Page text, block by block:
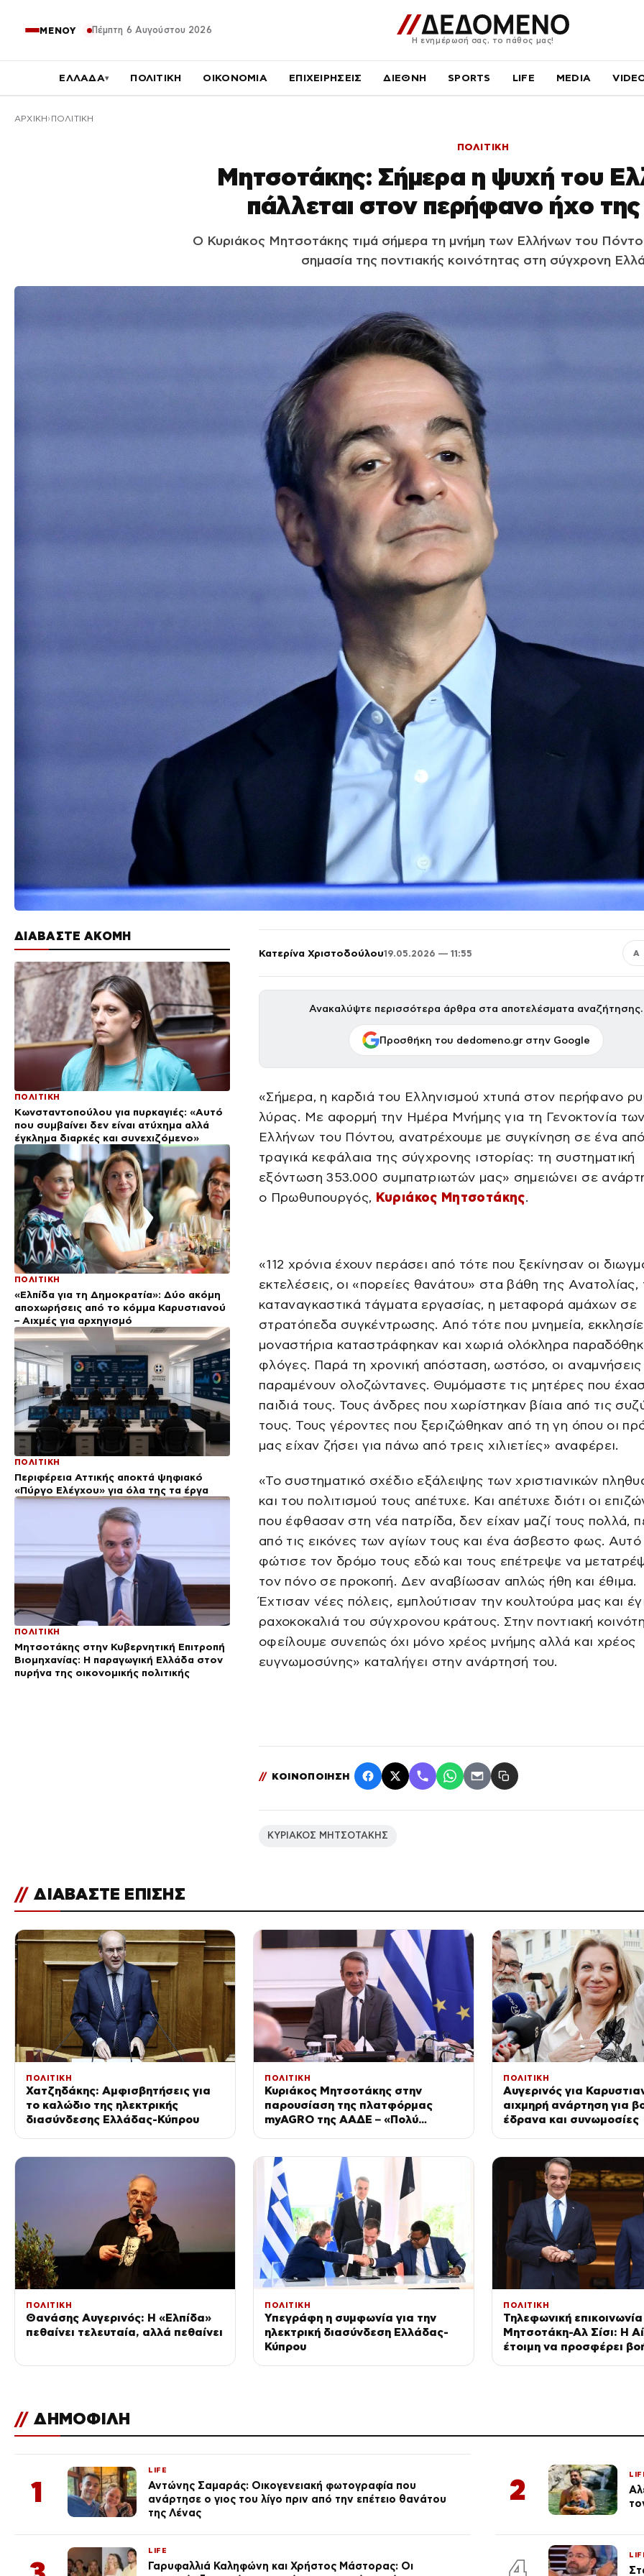
ΜΕΝΟΥ Πέμπτη 6 Αυγούστου 2026
Η ενημέρωσή σας, το πάθος μας!
ΕΛΛΑΔΑ▾ ΠΟΛΙΤΙΚΗ ΟΙΚΟΝΟΜΙΑ ΕΠΙΧΕΙΡΗΣΕΙΣ ΔΙΕΘΝΗ SPORTS LIFE MEDIA
ΑΡΧΙΚΉ ΠΟΛΙΤΙΚΗ
ΠΟΛΙΤΙΚΗ
Μητσοτάκης: Σήμερα η ψυχή του
πάλλεται στον περήφανο ήχο
Ο Κυριάκος Μητσοτάκης τιμά σήμερα τη μνήμη των Ελλήνων του
σημασία της ποντιακής κοινότητας στη σύγχρονη
ΔΙΑΒΑΣΤΕ ΑΚΟΜΗ
ΠΟΛΙΤΙΚΗ
Κωνσταντοπούλου για πυρκαγιές: «Αυτό
που συμβαίνει δεν είναι ατύχημα αλλά
έγκλημα διαρκές και συνεχιζόμενο»
ΠΟΛΙΤΙΚΗ
«Ελπίδα για τη Δημοκρατία»: Δύο ακόμη
αποχωρήσεις από το κόμμα Καρυστιανού
– Αιχμές για αρχηγισμό
ΠΟΛΙΤΙΚΗ
Περιφέρεια Αττικής αποκτά ψηφιακό
«Πύργο Ελέγχου» για όλα της τα έργα
ΠΟΛΙΤΙΚΗ
Μητσοτάκης στην Κυβερνητική Επιτροπή
Βιομηχανίας: Η παραγωγική Ελλάδα στον
πυρήνα της οικονομικής πολιτικής
Κατερίνα Χριστοδούλου19.05.2026 — 11:55 Α
Ανακαλύψτε περισσότερα άρθρα στα αποτελέσματα αναζήτησης.
Προσθήκη του dedomeno.gr στην Google
«Σήμερα, η καρδιά του Ελληνισμού χτυπά στον περήφανο
λύρας. Με αφορμή την Ημέρα Μνήμης για τη Γενοκτονία των
Ελλήνων του Πόντου, ανατρέχουμε με συγκίνηση σε ένα
τραγικά κεφάλαια της σύγχρονης ιστορίας: τη συστηματική
εξόντωση 353.000 συμπατριωτών μας» σημειώνει σε
ο Πρωθυπουργός, Κυριάκος Μητσοτάκης.
«112 χρόνια έχουν περάσει από τότε που ξεκίνησαν οι
εκτελέσεις, οι «πορείες θανάτου» στα βάθη της Ανατολίας,
καταναγκαστικά τάγματα εργασίας, η μεταφορά αμάχων σε
στρατόπεδα συγκέντρωσης. Από τότε που μνημεία,
μοναστήρια καταστράφηκαν και χωριά ολόκληρα
φλόγες. Παρά τη χρονική απόσταση, ωστόσο, οι αναμνήσεις
παραμένουν ολοζώντανες. Θυμόμαστε τις μητέρες που
παιδιά τους. Τους άνδρες που χωρίστηκαν βίαια από τις
τους. Τους γέροντες που ξεριζώθηκαν από τη γη όπου οι
μας είχαν ζήσει για πάνω από τρεις χιλιετίες» αναφέρει.
«Το συστηματικό σχέδιο εξάλειψης των χριστιανικών
και του πολιτισμού τους απέτυχε. Και απέτυχε διότι οι
που έφθασαν στη νέα πατρίδα, δεν είχαν μαζί τους πολλά,
από τις εικόνες των αγίων τους και ένα άσβεστο φως. Αυτό
φώτισε τον δρόμο τους εδώ και τους επέτρεψε να
τον πόνο σε προκοπή. Δεν αναβίωσαν απλώς ήθη και έθιμα.
Έχτισαν νέες πόλεις, εμπλούτισαν την κουλτούρα μας και
ραχοκοκαλιά του σύγχρονου κράτους. Στην ποντιακή
οφείλουμε συνεπώς όχι μόνο χρέος μνήμης αλλά και χρέος
ευγνωμοσύνης» καταλήγει στην ανάρτησή του.
// ΚΟΙΝΟΠΟΙΗΣΗ
ΚΥΡΙΑΚΟΣ ΜΗΤΣΟΤΑΚΗΣ
// ΔΙΑΒΑΣΤΕ ΕΠΙΣΗΣ
ΠΟΛΙΤΙΚΗ
Χατζηδάκης: Αμφισβητήσεις για
το καλώδιο της ηλεκτρικής
διασύνδεσης Ελλάδας-Κύπρου
ΠΟΛΙΤΙΚΗ
Κυριάκος Μητσοτάκης στην
παρουσίαση της πλατφόρμας
myAGRO της ΑΑΔΕ – «Πολύ
ΠΟΛΙΤΙΚΗ
Αυγερινός για
αιχμηρή ανάρτηση για
έδρανα και συνωμοσίες
ΠΟΛΙΤΙΚΗ
Θανάσης Αυγερινός: Η «Ελπίδα»
πεθαίνει τελευταία, αλλά πεθαίνει
ΠΟΛΙΤΙΚΗ
Υπεγράφη η συμφωνία για την
ηλεκτρική διασύνδεση Ελλάδας-
Κύπρου
ΠΟΛΙΤΙΚΗ
Τηλεφωνική επικοινωνία
Μητσοτάκη-Αλ Σίσι: Η
έτοιμη να προσφέρει
// ΔΗΜΟΦΙΛΗ
1
LIFE
Αντώνης Σαμαράς: Οικογενειακή φωτογραφία που
ανάρτησε ο γιος του λίγο πριν από την επέτειο θανάτου
της Λένας
2
LIFE
Γαρυφαλλιά Καληφώνη και Χρήστος Μάστορας: Οι